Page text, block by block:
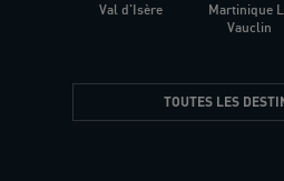
Val d'Isère
Martinique
Vauclin
TOUTES LES